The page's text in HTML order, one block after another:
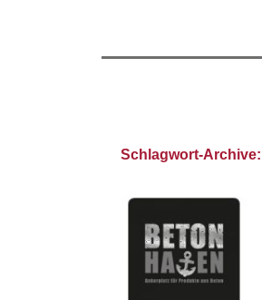
Schlagwort-Archive: